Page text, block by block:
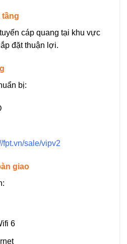
tầng
cáp quang tại khu vực
đặt thuận lợi.
bị:
fpt.vn/sale/vipv2
giao
6